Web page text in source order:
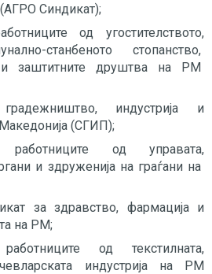
Синдикат);
од угостителството,
станбеното стопанство,
и заштитните друштва на РМ
индустрија и
(СГИП);
од управата,
и здруженија на граѓани на
за здравство, фармација и
на РМ;
од текстилната,
индустрија на РМ